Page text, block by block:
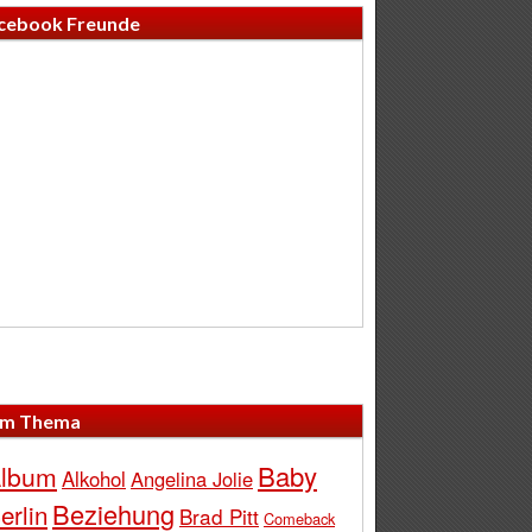
Freunde
Thema
Alkohol Angelina Jolie Baby
Beziehung Brad Pitt Comeback